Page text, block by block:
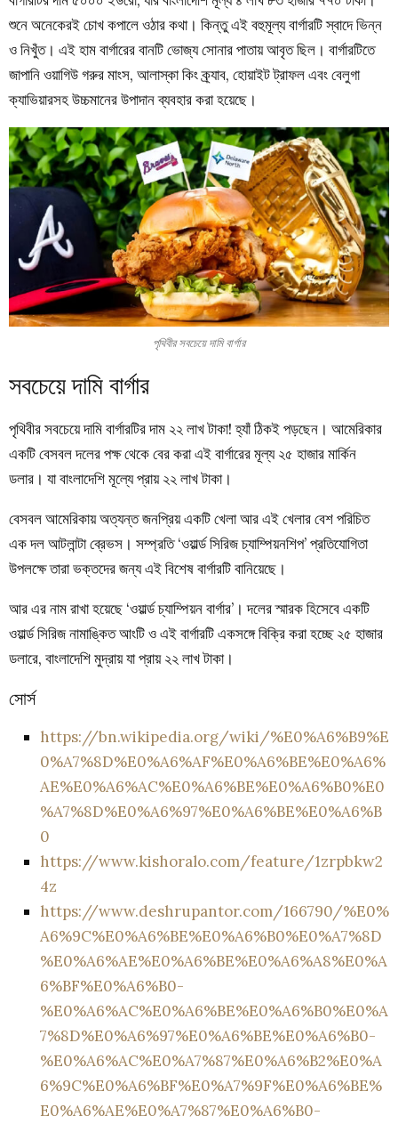
শুনে অনেকেরই চোখ কপালে ওঠার কথা। কিন্তু এই বহুমূল্য বার্গারটি স্বাদে ভিন্ন
ও নিখুঁত। এই হাম বার্গারের বানটি ভোজ্য সোনার পাতায় আবৃত ছিল। বার্গারটিতে
জাপানি ওয়াগিউ গরুর মাংস, আলাস্কা কিং ক্র্যাব, হোয়াইট ট্রাফল এবং বেলুগা
ক্যাভিয়ারসহ উচ্চমানের উপাদান ব্যবহার করা হয়েছে।
পৃথিবীর সবচেয়ে দামি বার্গার
সবচেয়ে দামি বার্গার
পৃথিবীর সবচেয়ে দামি বার্গারটির দাম ২২ লাখ টাকা! হ্যাঁ ঠিকই পড়ছেন। আমেরিকার
একটি বেসবল দলের পক্ষ থেকে বের করা এই বার্গারের মূল্য ২৫ হাজার মার্কিন
ডলার। যা বাংলাদেশি মূল্যে প্রায় ২২ লাখ টাকা।
বেসবল আমেরিকায় অত্যন্ত জনপ্রিয় একটি খেলা আর এই খেলার বেশ পরিচিত
এক দল আটলান্টা ব্রেভস। সম্প্রতি ‘ওয়ার্ল্ড সিরিজ চ্যাম্পিয়নশিপ’ প্রতিযোগিতা
উপলক্ষে তারা ভক্তদের জন্য এই বিশেষ বার্গারটি বানিয়েছে।
আর এর নাম রাখা হয়েছে ‘ওয়ার্ল্ড চ্যাম্পিয়ন বার্গার’। দলের স্মারক হিসেবে একটি
ওয়ার্ল্ড সিরিজ নামাঙ্কিত আংটি ও এই বার্গারটি একসঙ্গে বিক্রি করা হচ্ছে ২৫ হাজার
ডলারে, বাংলাদেশি মুদ্রায় যা প্রায় ২২ লাখ টাকা।
সোর্স
https://bn.wikipedia.org/wiki/%E0%A6%B9%E
0%A7%8D%E0%A6%AF%E0%A6%BE%E0%A6%
AE%E0%A6%AC%E0%A6%BE%E0%A6%B0%E0
%A7%8D%E0%A6%97%E0%A6%BE%E0%A6%B
0
https://www.kishoralo.com/feature/1zrpbkw2
4z
https://www.deshrupantor.com/166790/%E0%
A6%9C%E0%A6%BE%E0%A6%B0%E0%A7%8D
%E0%A6%AE%E0%A6%BE%E0%A6%A8%E0%A
6%BF%E0%A6%B0-
%E0%A6%AC%E0%A6%BE%E0%A6%B0%E0%A
7%8D%E0%A6%97%E0%A6%BE%E0%A6%B0-
%E0%A6%AC%E0%A7%87%E0%A6%B2%E0%A
6%9C%E0%A6%BF%E0%A7%9F%E0%A6%BE%
E0%A6%AE%E0%A7%87%E0%A6%B0-